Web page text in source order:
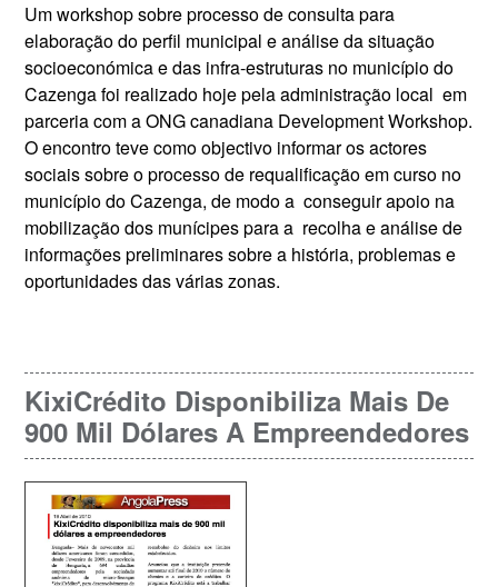
Um workshop sobre processo de consulta para
elaboração do perfil municipal e análise da situação
socioeconómica e das infra-estruturas no município do
Cazenga foi realizado hoje pela administração local em
parceria com a ONG canadiana Development Workshop.
O encontro teve como objectivo informar os actores
sociais sobre o processo de requalificação em curso no
município do Cazenga, de modo a conseguir apoio na
mobilização dos munícipes para a recolha e análise de
informações preliminares sobre a história, problemas e
oportunidades das várias zonas.
KixiCrédito Disponibiliza Mais De
900 Mil Dólares A Empreendedores